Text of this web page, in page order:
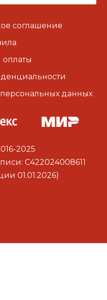
соглашение
данных
2025
С422024008611
01.01.2026)